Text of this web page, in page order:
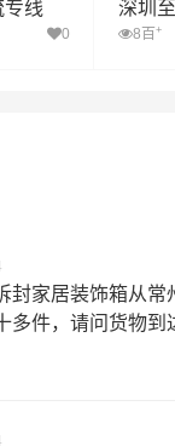
专线
0
深圳
8百 +
封家居装饰箱从常
多件，请问货物到